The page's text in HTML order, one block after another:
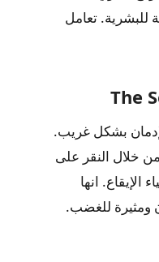
للبشرية. تعامل
بشكل غريب.
خلال النقر على
انها
ومثيرة للغضب.